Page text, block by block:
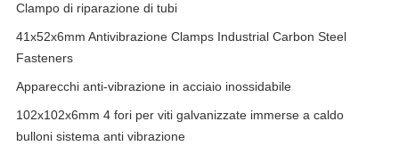
Clampo di riparazione di tubi
41x52x6mm Antivibrazione Clamps Industrial Carbon Steel
Fasteners
Apparecchi anti-vibrazione in acciaio inossidabile
102x102x6mm 4 fori per viti galvanizzate immerse a caldo
bulloni sistema anti vibrazione